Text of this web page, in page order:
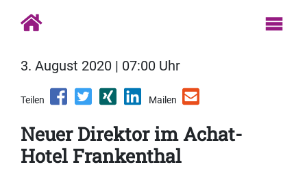
3. August 2020 | 07:00 Uhr
Teilen Mailen
Neuer Direktor im Achat-
Hotel Frankenthal